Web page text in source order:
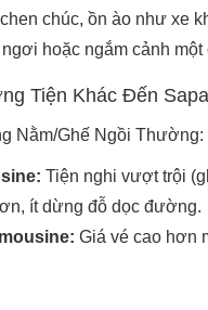
chúc, ồn ào như xe
hoặc ngắm cảnh một
Tiện Khác Đến Sapa
Nằm/Ghế Ngồi Thường:
Tiện nghi vượt trội
ít dừng đỗ dọc đường.
Giá vé cao hơn